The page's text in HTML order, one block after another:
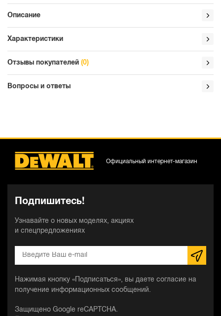
Описание
Характеристики
Отзывы покупателей (0)
Вопросы и ответы
Подпишитесь!
Узнавайте о новых моделях, акциях
и спецпредложениях
Нажимая кнопку «Подписаться», вы даете согласие на
получение информационных сообщений.
Защищено Google reCAPTCHA.
Официальный интернет-магазин